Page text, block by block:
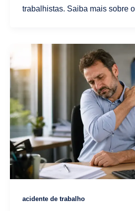
trabalhistas. Saiba mais sobre
acidente de trabalho